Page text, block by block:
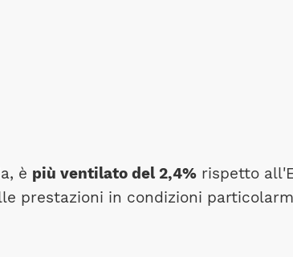
è più ventilato del 2,4%rispetto
prestazioni in condizioni